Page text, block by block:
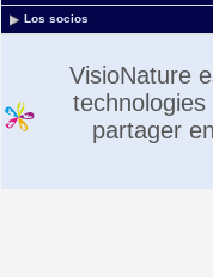
Los socios
VisioNature
partager